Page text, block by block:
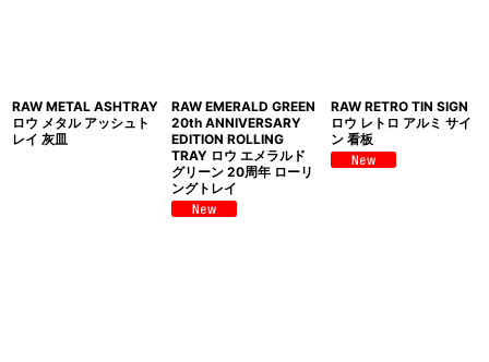
RAW METAL ASHTRAY
ロウ メタル アッシュト
レイ 灰皿
RAW EMERALD GREEN
20th ANNIVERSARY
EDITION ROLLING
TRAY ロウ エメラルド
グリーン 20周年 ローリ
ングトレイ
RAW RETRO TIN SIGN
ロウ レトロ アルミ サイ
ン 看板